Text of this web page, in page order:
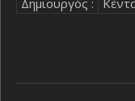
Δημιουργός :